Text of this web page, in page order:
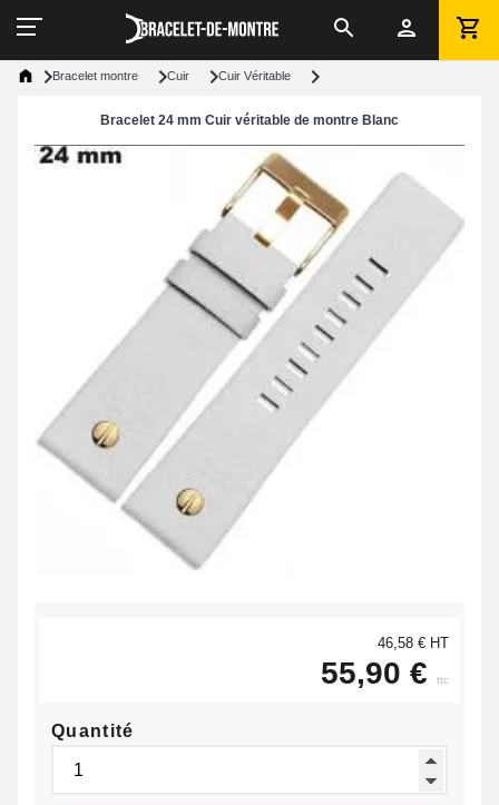
Bracelet montre Cuir Cuir Véritable
Bracelet 24 mm Cuir véritable de montre Blanc
46,58 € HT
55,90 € ttc
Quantité